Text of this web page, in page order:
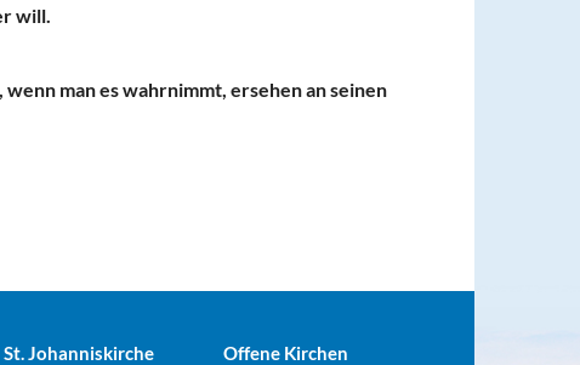
will.
man es wahrnimmt, ersehen an seinen
St. Johanniskirche Offene Kirchen